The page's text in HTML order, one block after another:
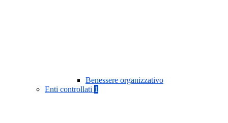
Benessere organizzativo
Enti controllati 1